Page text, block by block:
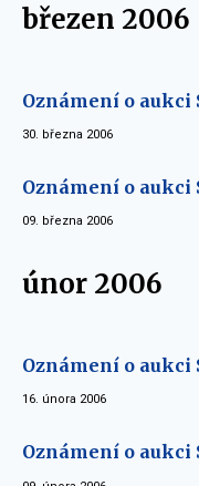
březen 2006
Oznámení o aukci
30. března 2006
Oznámení o aukci
09. března 2006
únor 2006
Oznámení o aukci
16. února 2006
Oznámení o aukci